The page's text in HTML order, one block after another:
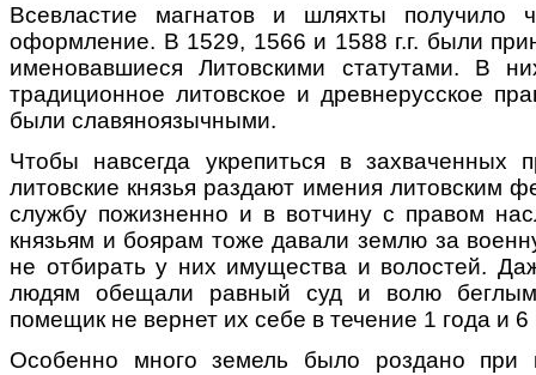
Всевластие магнатов и шляхты получило
оформление. В 1529, 1566 и 1588 г.г. были
именовавшиеся Литовскими статутами. В
традиционное литовское и древнерусское
были славяноязычными.
Чтобы навсегда укрепиться в захваченных
литовские князья раздают имения литовским
службу пожизненно и в вотчину с правом
князьям и боярам тоже давали землю за
не отбирать у них имущества и волостей.
людям обещали равный суд и волю
помещик не вернет их себе в течение 1 года и 6
Особенно много земель было роздано при